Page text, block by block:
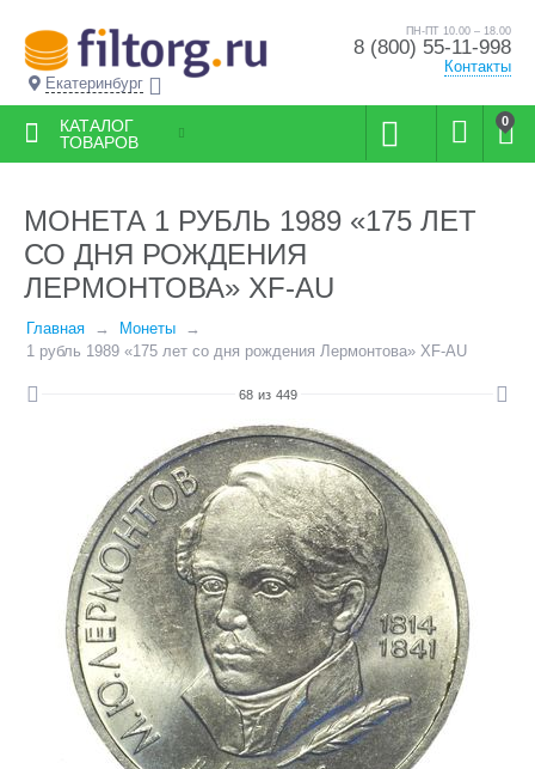
Екатеринбург
ПН-ПТ 10.00 – 18.00
8 (800) 55-11-998
Контакты
0
КАТАЛОГ
ТОВАРОВ
МОНЕТА 1 РУБЛЬ 1989 «175 ЛЕТ
СО ДНЯ РОЖДЕНИЯ
ЛЕРМОНТОВА» XF-AU
Главная
Монеты
1 рубль 1989 «175 лет со дня рождения Лермонтова» XF-AU
68 из 449